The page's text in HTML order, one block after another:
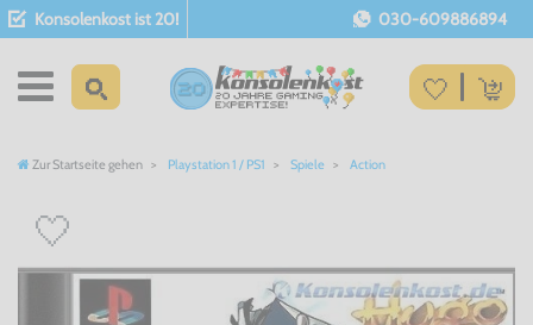
Konsolenkost ist 20! 030-609886894
Zur Startseite gehen Playstation 1 / PS1 Spiele Action